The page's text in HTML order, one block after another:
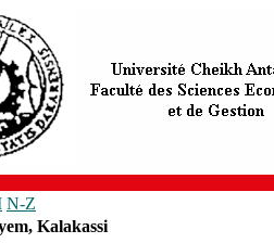
N-Z
Kalakassi